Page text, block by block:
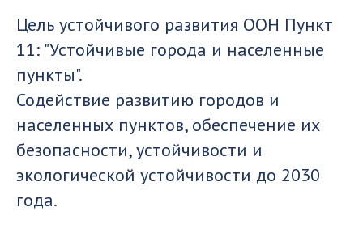
Цель устойчивого развития ООН Пункт
11: "Устойчивые города и населенные
пункты".
Содействие развитию городов и
населенных пунктов, обеспечение их
безопасности, устойчивости и
экологической устойчивости до 2030
года.